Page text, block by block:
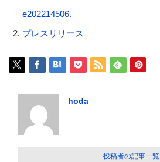
e202214506.
プレスリリース
hoda
投稿者の記事一覧